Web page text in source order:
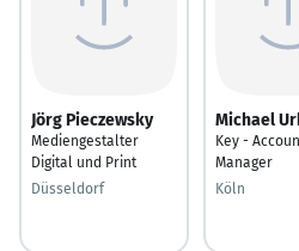
Jörg Pieczewsky
Mediengestalter
Digital und Print
Düsseldorf
Michael
Key -
Manager
Köln